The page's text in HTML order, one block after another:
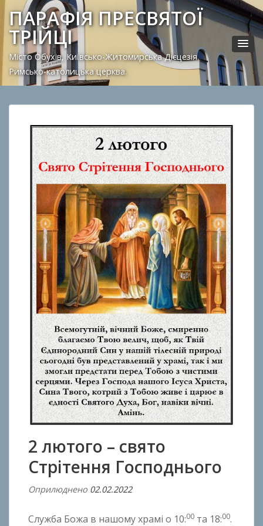
ПАРАФІЯ ПРЕСВЯТОЇ
ТРІЙЦІ
Місто Обухів, Київсько-Житомирська Дієцезія.
Римсько-католицька церква.
2 лютого – свято
Стрітення Господнього
Оприлюднено 02.02.2022В
д
Служба Божа в нашому храмі о 10:00 та 18:00.